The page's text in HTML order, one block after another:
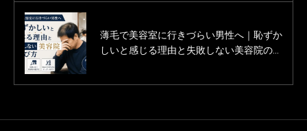
薄毛で美容室に行きづらい男性へ｜恥ずか
しいと感じる理由と失敗しない美容院の選
薄毛に悩む男性の為の美容室「Inti（イン
ティ）」は本当にすごいです。